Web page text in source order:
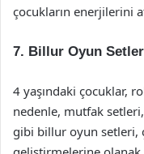
çocukların enerjilerini
7. Billur Oyun
4 yaşındaki çocuklar,
nedenle, mutfak
gibi billur oyun setleri,